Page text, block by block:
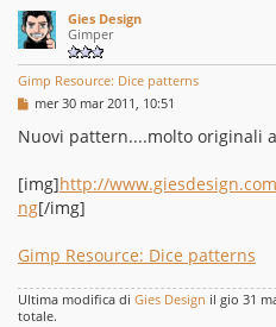
Gies Design
Gimper
Gimp Resource: Dice patterns
M
s
s
g
g
i
mer 30 mar 2011, 10:51
Nuovi pattern....molto originali
[img]http://
ng[/img]
Gimp Resource: Dice patterns
Ultima modifica di Gies Design il gio 31
totale.